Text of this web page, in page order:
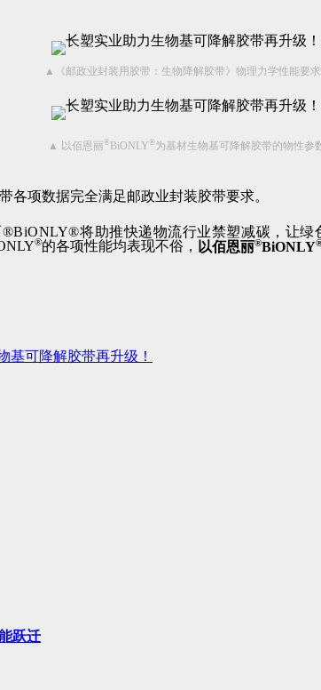
▲《邮政业封装用胶带：生物降解胶带》 物理力学性能要求
▲ 以佰恩丽 ® BiONLY ® 为基材生物基可降解胶带的物性参
各项数据完全满足邮政业封装胶带要求。
®的各项性能均表现不俗， 以佰恩丽®BiONLY
将助推快递物流行业禁塑减碳，让绿
基可降解胶带再升级！
跃迁